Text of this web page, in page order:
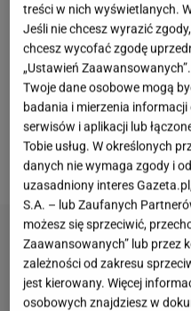
mebel do jadalni.
designerski fotel. To
będzie prawdziwą
jest bardzo wygodny i
meble posłużą ci na
skóry i dodaj swojej
charakteru!
treści w nich wyświetlanych.
Jeśli nie chcesz wyrazić
chcesz wycofać zgodę
„Ustawień Zaawansowanych”.
Twoje dane osobowe mogą
badania i mierzenia
serwisów i aplikacji lub
Tobie usług. W określonych
danych nie wymaga zgody i
uzasadniony interes
S.A. – lub Zaufanych
możesz się sprzeciwić,
Zaawansowanych” lub przez
zależności od zakresu
jest kierowany. Więcej
osobowych znajdziesz w